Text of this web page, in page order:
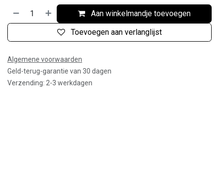
Aan winkelmandje toevoegen
Toevoegen aan verlanglijst
Algemene voorwaarden
Geld-terug-garantie van 30 dagen
Verzending: 2-3 werkdagen